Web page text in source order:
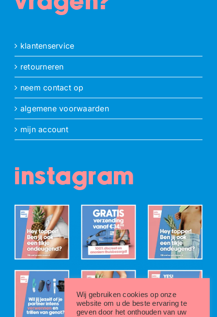
klantenservice
retourneren
neem contact op
algemene voorwaarden
mijn account
instagram
Wij gebruiken cookies op onze
website om u de beste ervaring te
geven door het onthouden van uw